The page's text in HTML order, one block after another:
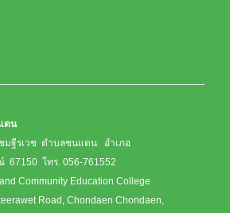
ดน
ฐีรเวช ตำบลชนแดน อำเภอ
67150 โทร. 056-761552
Community Education College
Road, Chondaen Chondaen,